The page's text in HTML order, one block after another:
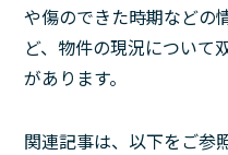
や傷のできた時期などの
ど、物件の現況について
があります。
関連記事は、以下をご参